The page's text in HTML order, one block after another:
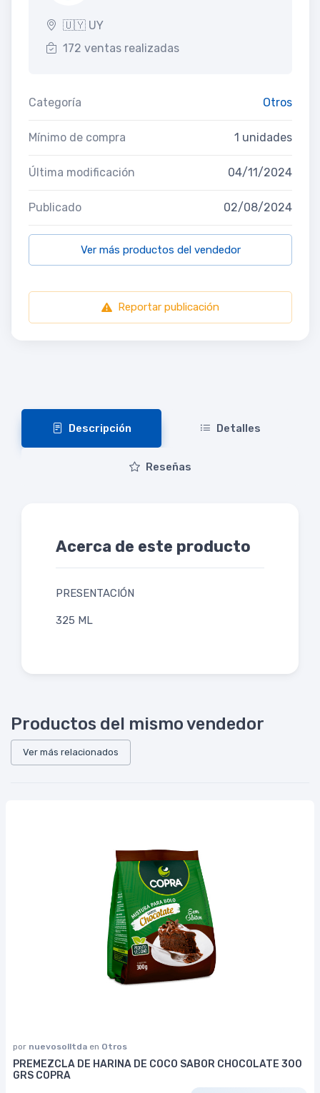
🇺🇾 UY
172 ventas realizadas
Categoría Otros
Mínimo de compra 1 unidades
Última modificación 04/11/2024
Publicado 02/08/2024
Ver más productos del vendedor
Reportar publicación
Descripción Detalles
Reseñas
Acerca de este producto
PRESENTACIÓN
325 ML
Productos del mismo vendedor
Ver más relacionados
por nuevosolltda en Otros
PREMEZCLA DE HARINA DE COCO SABOR CHOCOLATE 300
GRS COPRA